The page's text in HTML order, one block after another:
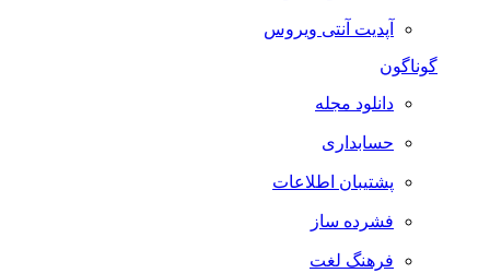
آپدیت آنتی ویروس
گوناگون
دانلود مجله
حسابداری
پشتیبان اطلاعات
فشرده ساز
فرهنگ لغت